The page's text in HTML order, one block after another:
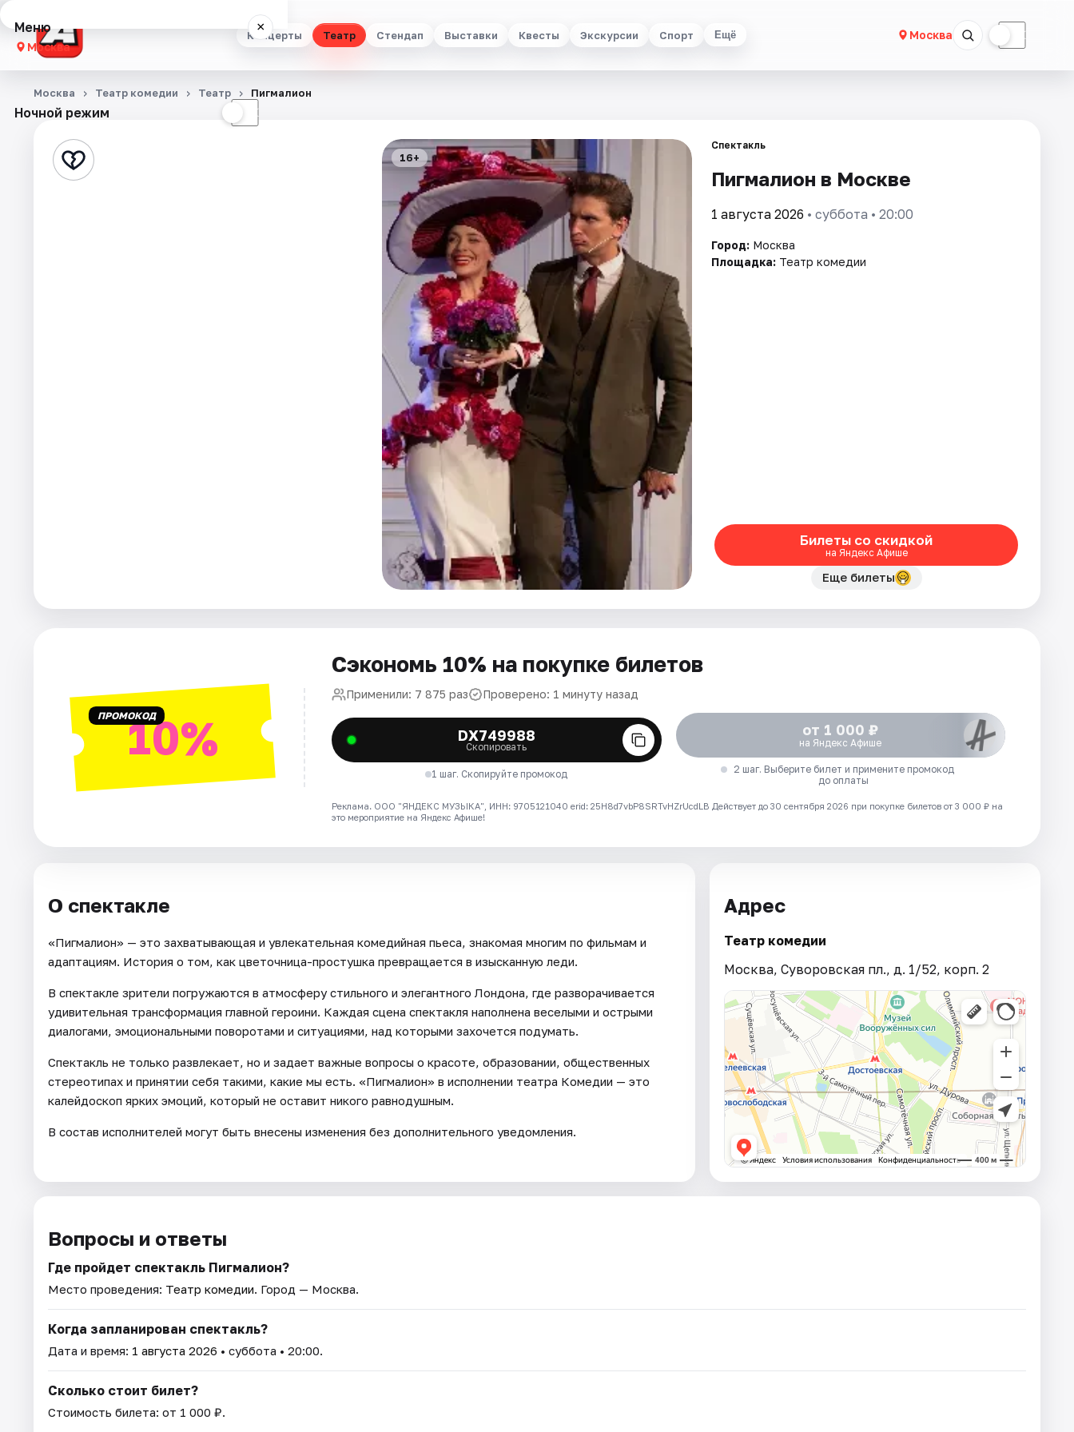
Концерты Театр Стендап Выставки Квесты Экскурсии Спорт Ещё Москва ☾
Меню ×
Москва
Концерты
Стендап
Ночной режим ☾
Москва Театр комедии Театр Пигмалион
16+
Спектакль
Пигмалион в Москве
1 августа 2026 • суббота • 20:00
Город: Москва
Площадка: Театр комедии
Билеты со скидкой
на Яндекс Афише
Еще билеты
ПРОМОКОД10%
Сэкономь 10% на покупке билетов
Применили: 7 875 раз Проверено: 1 минуту назад
DX749988
Скопировать
1 шаг. Скопируйте промокод
от 1 000 ₽
на Яндекс Афише
2 шаг. Выберите билет и примените промокод
до оплаты
Реклама. ООО "ЯНДЕКС МУЗЫКА", ИНН: 9705121040 erid: 25H8d7vbP8SRTvHZrUcdLB Действует до 30 сентября 2026 при покупке билетов от 3 000 ₽ на
это мероприятие на Яндекс Афише!
О спектакле
«Пигмалион» — это захватывающая и увлекательная комедийная пьеса, знакомая многим по фильмам и
адаптациям. История о том, как цветочница-простушка превращается в изысканную леди.
В спектакле зрители погружаются в атмосферу стильного и элегантного Лондона, где разворачивается
удивительная трансформация главной героини. Каждая сцена спектакля наполнена веселыми и острыми
диалогами, эмоциональными поворотами и ситуациями, над которыми захочется подумать.
Спектакль не только развлекает, но и задает важные вопросы о красоте, образовании, общественных
стереотипах и принятии себя такими, какие мы есть. «Пигмалион» в исполнении театра Комедии — это
калейдоскоп ярких эмоций, который не оставит никого равнодушным.
В состав исполнителей могут быть внесены изменения без дополнительного уведомления.
Адрес
Театр комедии
Москва, Суворовская пл., д. 1/52, корп. 2
Вопросы и ответы
Где пройдет спектакль Пигмалион?
Место проведения: Театр комедии. Город — Москва.
Когда запланирован спектакль?
Дата и время: 1 августа 2026 • суббота • 20:00.
Сколько стоит билет?
Стоимость билета: от 1 000 ₽.